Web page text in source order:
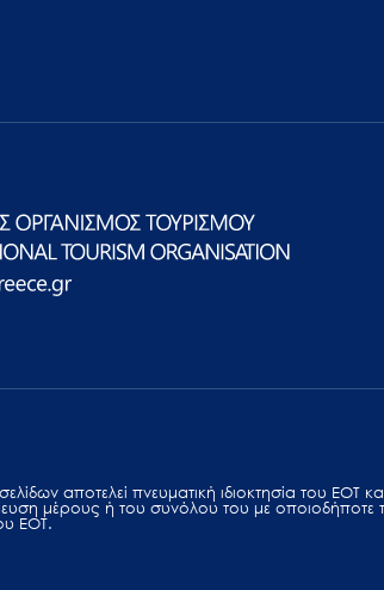
αποτελεί πvευματική ιδιοκτησία του ΕΟΤ
μέρους ή του συνόλου του με οποιοδήποτε
ΕΟΤ.